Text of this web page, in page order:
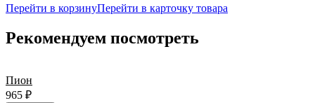
Перейти в корзинуПерейти в карточку товара
Рекомендуем посмотреть
Пион
965 ₽